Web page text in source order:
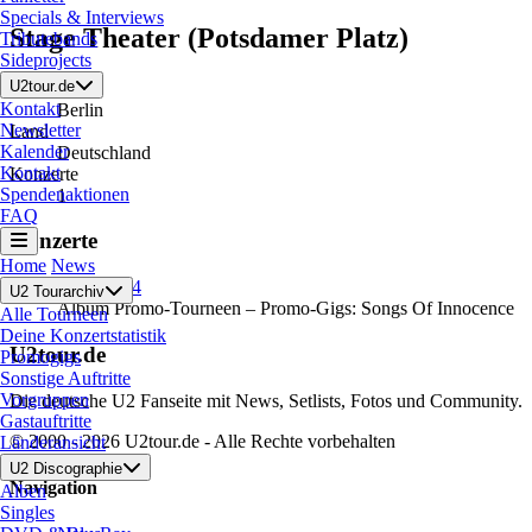
Specials & Interviews
Tributebands
Sideprojects
U2tour.de
Kontakt
Newsletter
Kalender
Kontakt
Spendenaktionen
FAQ
Home News
U2 Tourarchiv
Alle Tourneen
Deine Konzertstatistik
Promogigs
Sonstige Auftritte
Vorgruppen
Gastauftritte
Länderansicht
U2 Discographie
Alben
Singles
Stage Theater (Potsdamer
Stage Theater (Potsdamer Platz)
Stadt
Berlin
Land
Deutschland
Konzerte
1
Konzerte
13.11.2014
Album Promo-Tourneen – Promo-Gigs: Songs Of Innocence
U2tour.de
Die deutsche U2 Fanseite mit News, Setlists, Fotos und Community.
© 2000 - 2026 U2tour.de - Alle Rechte vorbehalten
Navigation